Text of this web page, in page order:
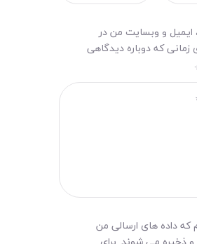
ایمیل و وبسایت من در
زمانی که دوباره دیدگاهی
که داده های ارسالی من